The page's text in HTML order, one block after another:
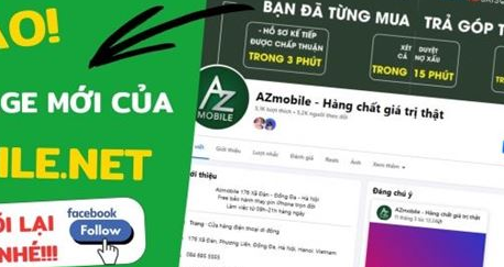
Màu đen
Phụ kiện: Dán màn + ốp lưng + que lấy sim
Giao hàng COD toàn quốc, nhận hàng - kiểm tra - thanh
toán
CHƯƠNG TRÌNH KHUYẾN MÃI
🎁 Giảm thêm
tối đa 500.000đ
Kredivo, Home Paylate
🎁 Giảm 100k - 500k khi mua hàng vào
ngày sinh nhật
🎁 Trả góp 0%
qua thẻ tín dụng(hỗ trợ đến 24 ngân hàng)
🎁 Tặng quà tích điểm1% đổi với khách hàng thân quen